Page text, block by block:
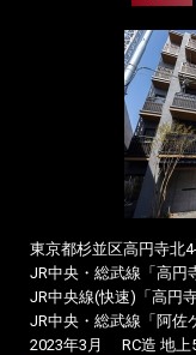
東京都杉並区高円寺北
JR中央・総武線「高円
JR中央線(快速)「高円
JR中央・総武線「阿佐
2023年3月
RC造 地上